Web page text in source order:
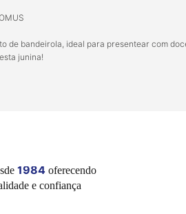
de bandeirola, ideal para presentear com
junina!
1984oferecendo
e confiança